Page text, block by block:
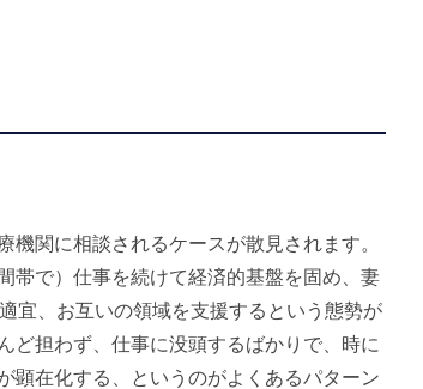
関に相談されるケースが散見されます。
帯で）仕事を続けて経済的基盤を固め、妻
宜、お互いの領域を支援するという態勢が
ど担わず、仕事に没頭するばかりで、時に
顕在化する、というのがよくあるパターン